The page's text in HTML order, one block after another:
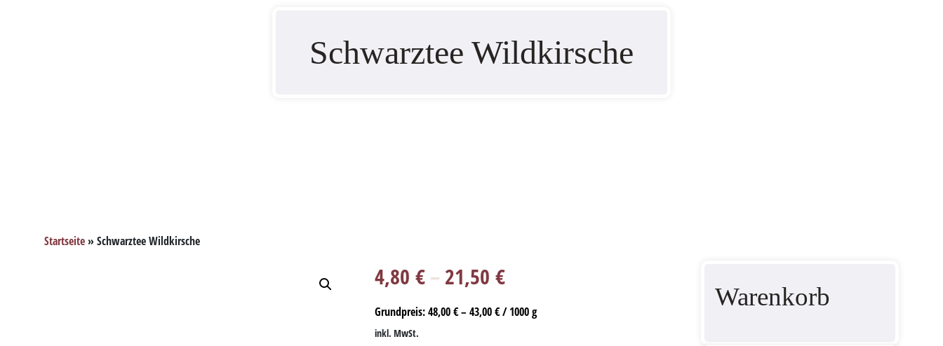
Schwarztee Wildkirsche
Startseite »Schwarztee Wildkirsche
4,80€– 21,50€
Grundpreis:48,00€–43,00€/1000g
inkl. MwSt.
Warenkorb